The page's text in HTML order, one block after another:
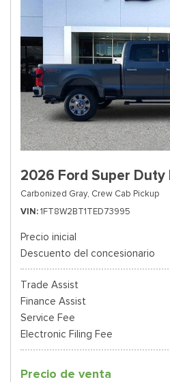
2026 Ford Super Duty
Carbonized Gray, Crew Cab Pickup
VIN 1FT8W2BT1TED73995
Precio inicial
Descuento del concesionario
Trade Assist
Finance Assist
Service Fee
Electronic Filing Fee
Precio de venta